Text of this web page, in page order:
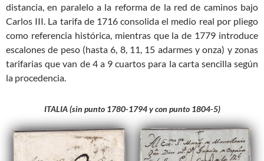
distancia, en paralelo a la reforma de la red de caminos bajo
Carlos III. La tarifa de 1716 consolida el medio real por pliego
como referencia histórica, mientras que la de 1779 introduce
escalones de peso (hasta 6, 8, 11, 15 adarmes y onza) y zonas
tarifarias que van de 4 a 9 cuartos para la carta sencilla según
la procedencia.
ITALIA(sin punto 1780-1794 y con punto 1804-5)